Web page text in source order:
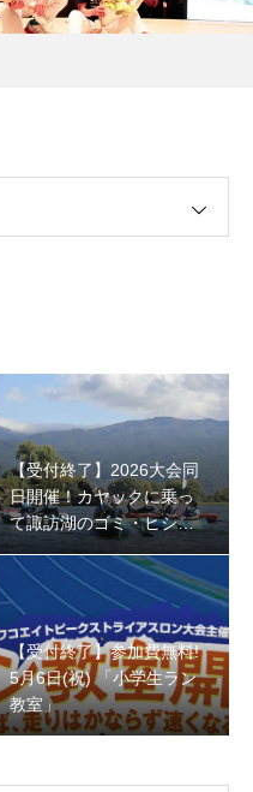
【受付終了】2026大会同
日開催！カヤックに乗っ
て諏訪湖のゴミ・ヒシを
回収しよう！
【受付終了】参加費無料!
5月6日(祝) 「小学生ラン
教室」